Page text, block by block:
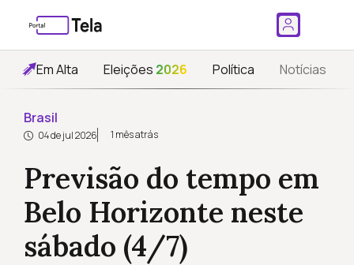
Em Alta Eleições 2026 Política Notícias
Brasil
04 de jul 2026 1 mês atrás
Previsão do tempo em
Belo Horizonte neste
sábado (4/7)